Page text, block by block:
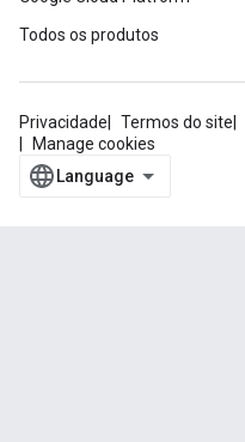
Todos os produtos
Privacidade Termos do site
Manage cookies